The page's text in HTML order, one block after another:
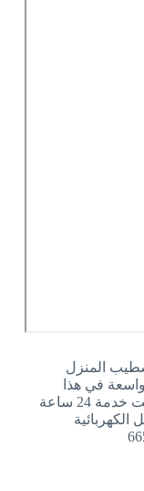
المنزل
في هذا
للمنازل بالكويت خدمة 24 ساعة